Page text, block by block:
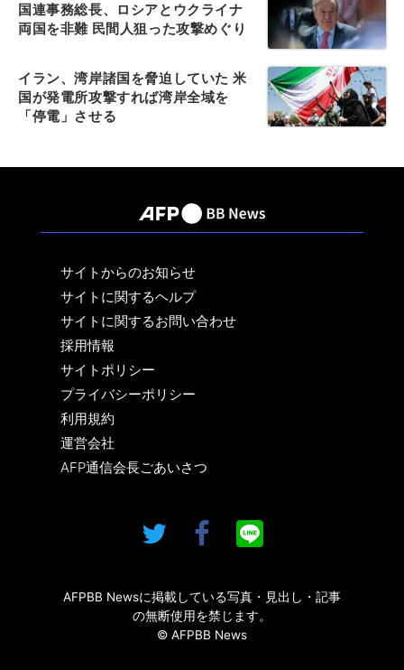
国連事務総長、ロシアとウクライナ
両国を非難 民間人狙った攻撃めぐり
イラン、湾岸諸国を脅迫していた 米
国が発電所攻撃すれば湾岸全域を
「停電」させる
サイトからのお知らせ
サイトに関するヘルプ
サイトに関するお問い合わせ
採用情報
サイトポリシー
プライバシーポリシー
利用規約
運営会社
AFP通信会長ごあいさつ
AFPBB Newsに掲載している写真・見出し・記事
の無断使用を禁じます。
© AFPBB News